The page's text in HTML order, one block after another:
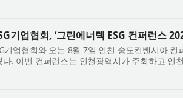
기업협회, ‘그린에너텍 ESG 컨퍼런스
기업협회와 오는 8월 7일 인천 송도컨벤시아 컨
다. 이번 컨퍼런스는 인천광역시가 주최하고 인
립·신재생에너지...